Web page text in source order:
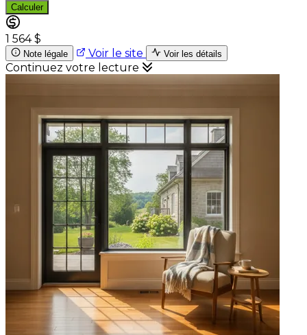
Calculer
1 564 $
Note légale Voir le site Voir les détails
Continuez votre lecture